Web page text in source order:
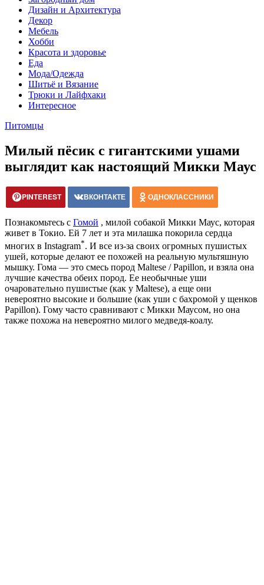
Дизайн и Архитектура
Декор
Мебель
Хобби
Красота и здоровье
Еда
Мода/Одежда
Шитьё и Вязание
Трюки и Лайфхаки
Интересное
Питомцы
Милый пёсик с гигантскими ушами
выглядит как настоящий Микки Маус
PINTEREST ВКОНТАКТЕ ОДНОКЛАССНИКИ
Познакомьтесь с Гомой , милой собакой Микки Маус, которая
живет в Токио. Ей 7 лет и эта милашка покорила сердца
многих в Instagram*. И все из-за своих огромных пушистых
ушей, которые делают ее похожей на реальную мультяшную
мышку. Гома — это смесь пород Maltese / Papillon, и взяла она
лучшие качества обеих пород. Ее необычные уши
очаровательно пушистые (как у Maltese), а еще они
невероятно высокие и большие (как уши с бахромой у щенков
Papillon). Гому часто сравнивают с Микки Маусом, но она
также похожа на невероятно милого медведя-коалу.